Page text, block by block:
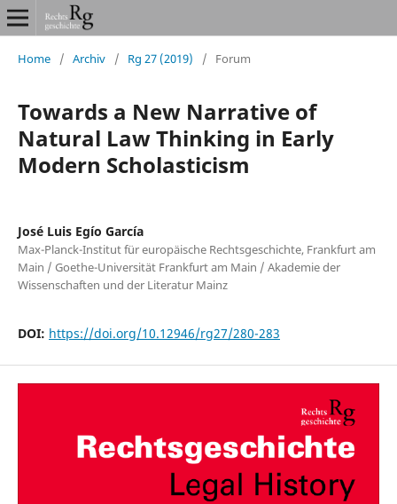
Home / Archiv / Rg 27 (2019) / Forum
Towards a New Narrative of
Natural Law Thinking in Early
Modern Scholasticism
José Luis Egío García
Max-Planck-Institut für europäische Rechtsgeschichte, Frankfurt am
Main / Goethe-Universität Frankfurt am Main / Akademie der
Wissenschaften und der Literatur Mainz
DOI: https://doi.org/10.12946/rg27/280-283